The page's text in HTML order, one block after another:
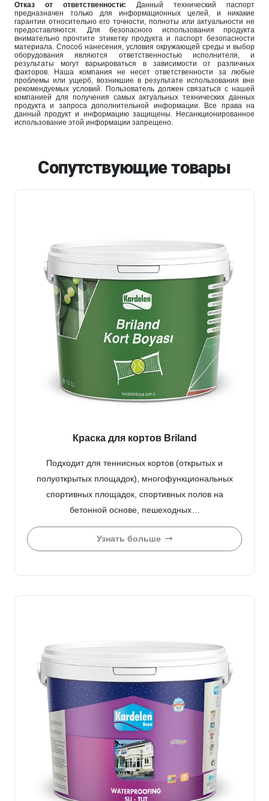
Отказ от ответственности: Данный технический паспорт
предназначен только для информационных целей, и никакие
гарантии относительно его точности, полноты или актуальности не
предоставляются. Для безопасного использования продукта
внимательно прочтите этикетку продукта и паспорт безопасности
материала. Способ нанесения, условия окружающей среды и выбор
оборудования являются ответственностью исполнителя, и
результаты могут варьироваться в зависимости от различных
факторов. Наша компания не несет ответственности за любые
проблемы или ущерб, возникшие в результате использования вне
рекомендуемых условий. Пользователь должен связаться с нашей
компанией для получения самых актуальных технических данных
продукта и запроса дополнительной информации. Все права на
данный продукт и информацию защищены. Несанкционированное
использование этой информации запрещено.
Сопутствующие товары
Краска для кортов Briland
Подходит для теннисных кортов (открытых и
полуоткрытых площадок), многофункциональных
спортивных площадок, спортивных полов на
бетонной основе, пешеходных…
Узнать больше